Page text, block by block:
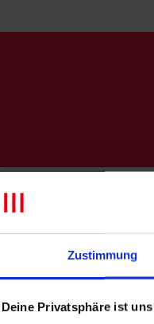
Zustimmung
Deine Privatsphäre ist